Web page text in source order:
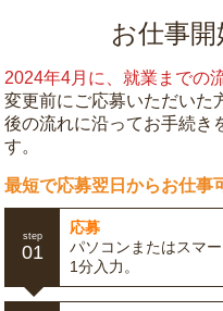
お仕事
2024年4月に、就業までの
変更前にご応募いただいた
後の流れに沿ってお手続き
す。
最短で応募翌日からお仕事
step
01
応募
パソコンまたはスマ
1分入力。